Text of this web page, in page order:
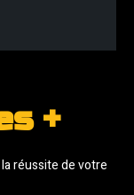
+
réussite de votre